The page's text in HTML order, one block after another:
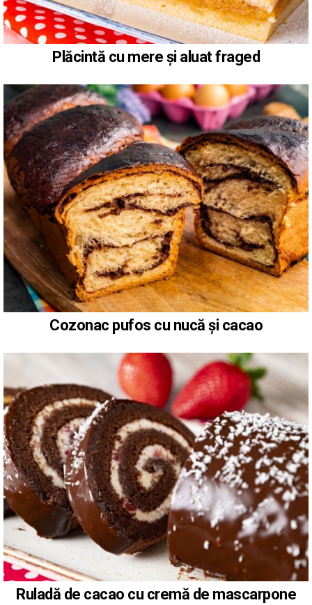
Plăcintă cu mere și aluat fraged
Cozonac pufos cu nucă și cacao
Ruladă de cacao cu cremă de mascarpone